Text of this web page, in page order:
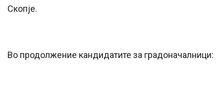
Скопје.
Во продолжение кандидатите за градоначалници: